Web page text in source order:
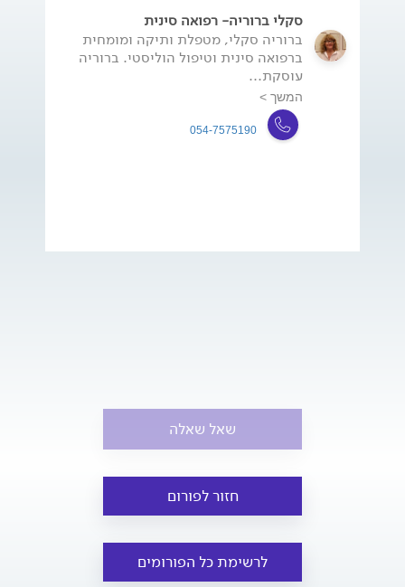
סקלי ברוריה- רפואה סינית
ברוריה סקלי, מטפלת ותיקה ומומחית
ברפואה סינית וטיפול הוליסטי. ברוריה
עוסקת...
המשך >
054-7575190
שאל שאלה
חזור לפורום
לרשימת כל הפורומים